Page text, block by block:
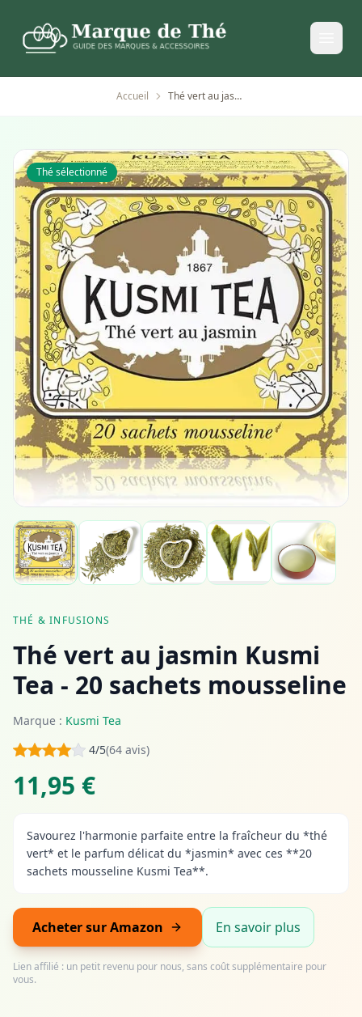
Accueil Thé vert au jasmin Kusmi Tea - 20 sachets mousseline
Thé sélectionné
THÉ & INFUSIONS
Thé vert au jasmin Kusmi
Tea - 20 sachets mousseline
Marque : Kusmi Tea
4/5(64 avis)
11,95 €
Savourez l'harmonie parfaite entre la fraîcheur du *thé
vert* et le parfum délicat du *jasmin* avec ces **20
sachets mousseline Kusmi Tea**.
Acheter sur Amazon En savoir plus
Lien affilié : un petit revenu pour nous, sans coût supplémentaire pour
vous.